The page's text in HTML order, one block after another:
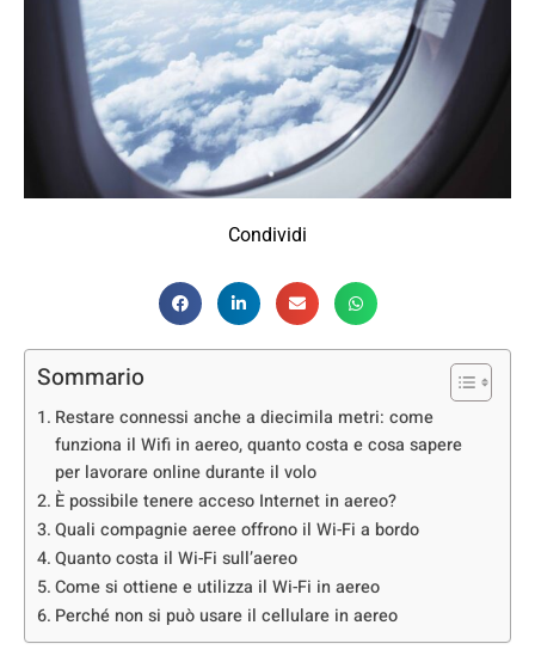
Condividi
Sommario
Restare connessi anche a diecimila metri: come
funziona il Wifi in aereo, quanto costa e cosa sapere
per lavorare online durante il volo
È possibile tenere acceso Internet in aereo?
Quali compagnie aeree offrono il Wi-Fi a bordo
Quanto costa il Wi-Fi sull’aereo
Come si ottiene e utilizza il Wi-Fi in aereo
Perché non si può usare il cellulare in aereo